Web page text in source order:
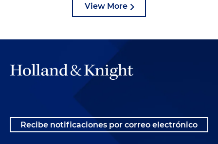
View More
Recibe notificaciones por correo electrónico